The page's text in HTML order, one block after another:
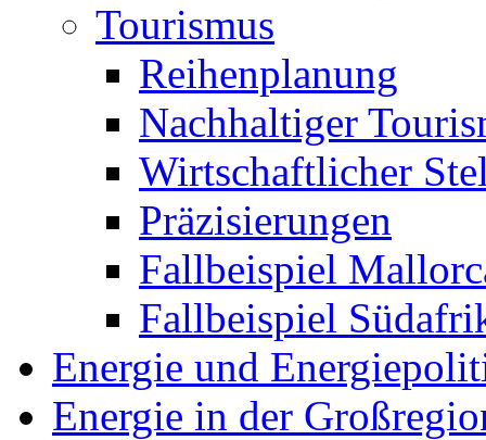
Tourismus
Reihenplanung
Nachhaltiger
Wirtschaftlicher
Präzisierungen
Fallbeispiel
Fallbeispiel
Energie und
Energie in der